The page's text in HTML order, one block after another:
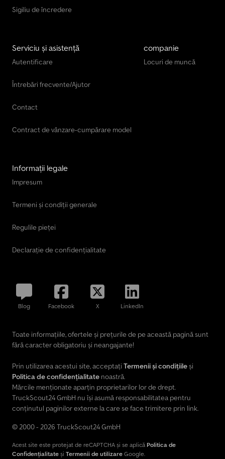
Sigiliu de încredere
Serviciu și asistență
Autentificare
Întrebări frecvente/Ajutor
Contact
Contract de vânzare-cumpărare model
companie
Locuri de muncă
Informații legale
Impresum
Termeni și condiții generale
Regulile pieței
Declarație de confidențialitate
Blog Facebook X LinkedIn
Toate informațiile, ofertele și prețurile de pe această pagină sunt
fără caracter obligatoriu și neangajante!
Prin utilizarea acestui site, acceptați Termenii și condițiileși
Politica de confidențialitate noastră.
Mărcile menționate aparțin proprietarilor lor de drept.
TruckScout24 GmbH nu își asumă responsabilitatea pentru
conținutul paginilor externe la care se face trimitere prin link.
© 2000 - 2026 TruckScout24 GmbH
Acest site este protejat de reCAPTCHA și se aplică Politica de
Confidențialitate și Termenii de utilizare Google.